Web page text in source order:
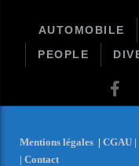
AUTOMOBILE
PEOPLE
Mentions légales | CGAU |
| Contact